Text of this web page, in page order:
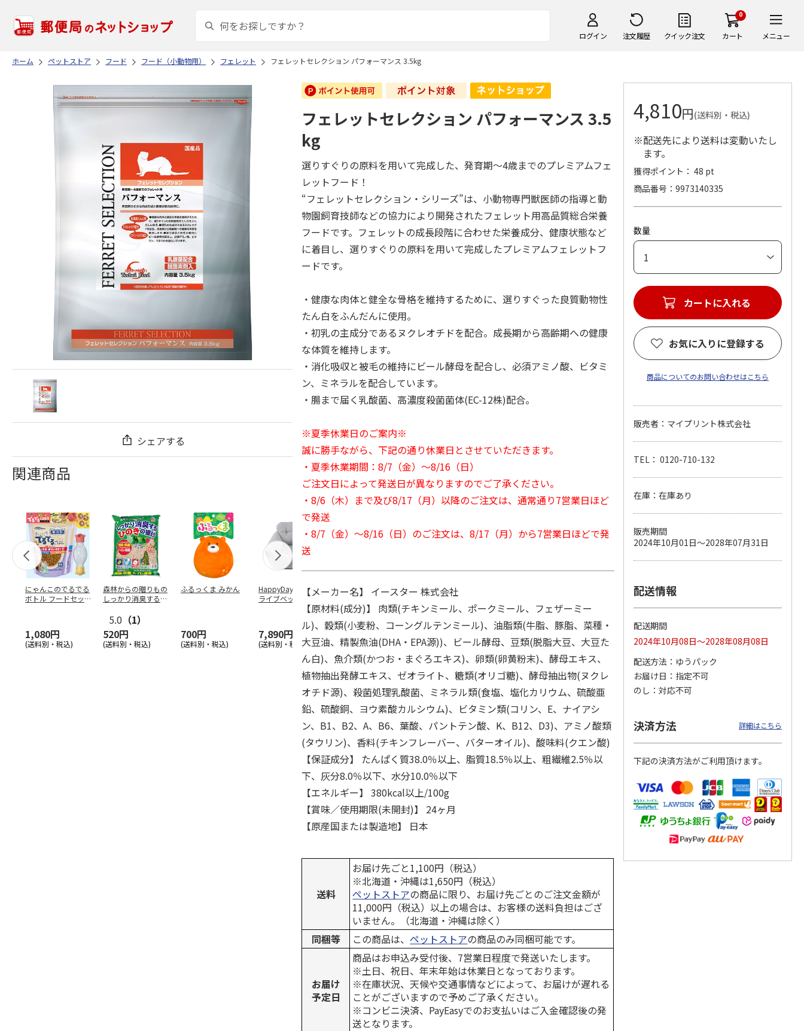
ログイン 注文履歴 クイック注文
0
カート メニュー
ホーム ペットストア フード フード（小動物用） フェレット フェレットセレクション パフォーマンス 3.5kg
シェアする
関連商品
にゃんこのでるでる
ボトル フードセッ
1,080円
(送料別・税込)
森林からの贈りもの
しっかり消臭するひ
5.0 （1）
520円
(送料別・税込)
ふるっくま みかん
700円
(送料別・税込)
HappyDays 2wayド
ライブベッド グレ
7,890円
(送料別・税込)
獣医師開発 ニオイ
をとる砂専用 猫ト
イレ ナチュラルグ
レー
1,550円
(送料別・税込)
デオトイレ 飛び散
らない消臭・抗菌サ
ンド 4L
1,320円
(送料別・税込)
ぐるぐるボーン型 S
470円
(送料別・税込)
こ用 まぐろ・かつ
120円
(送料別・税込)
ペット線香 虹のか
なた フルーティフ
ローラルの香り
590円
(送料別・税込)
えBOX とりささ…
380円
(送料別・税込)
フェレットセレクション パフォーマンス 3.5
kg
選りすぐりの原料を用いて完成した、発育期～4歳までのプレミアムフェ
レットフード！
“フェレットセレクション・シリーズ”は、小動物専門獣医師の指導と動
物園飼育技師などの協力により開発されたフェレット用高品質総合栄養
フードです。フェレットの成長段階に合わせた栄養成分、健康状態など
に着目し、選りすぐりの原料を用いて完成したプレミアムフェレットフ
ードです。
・健康な肉体と健全な骨格を維持するために、選りすぐった良質動物性
たん白をふんだんに使用。
・初乳の主成分であるヌクレオチドを配合。成長期から高齢期への健康
な体質を維持します。
・消化吸収と被毛の維持にビール酵母を配合し、必須アミノ酸、ビタミ
ン、ミネラルを配合しています。
・腸まで届く乳酸菌、高濃度殺菌菌体(EC-12株)配合。
※夏季休業日のご案内※
誠に勝手ながら、下記の通り休業日とさせていただきます。
・夏季休業期間：8/7（金）～8/16（日）
ご注文日によって発送日が異なりますのでご了承ください。
・8/6（木）まで及び8/17（月）以降のご注文は、通常通り7営業日ほど
で発送
・8/7（金）～8/16（日）のご注文は、8/17（月）から7営業日ほどで発
送
【メーカー名】 イースター 株式会社
【原材料(成分)】 肉類(チキンミール、ポークミール、フェザーミー
ル)、穀類(小麦粉、コーングルテンミール)、油脂類(牛脂、豚脂、菜種・
大豆油、精製魚油(DHA・EPA源))、ビール酵母、豆類(脱脂大豆、大豆た
ん白)、魚介類(かつお・まぐろエキス)、卵類(卵黄粉末)、酵母エキス、
植物抽出発酵エキス、ゼオライト、糖類(オリゴ糖)、酵母抽出物(ヌクレ
オチド源)、殺菌処理乳酸菌、ミネラル類(食塩、塩化カリウム、硫酸亜
鉛、硫酸銅、ヨウ素酸カルシウム)、ビタミン類(コリン、E、ナイアシ
ン、B1、B2、A、B6、葉酸、パントテン酸、K、B12、D3)、アミノ酸類
(タウリン)、香料(チキンフレーバー、バターオイル)、酸味料(クエン酸)
【保証成分】 たんぱく質38.0％以上、脂質18.5％以上、粗繊維2.5％以
下、灰分8.0％以下、水分10.0％以下
【エネルギー】 380kcal以上/100g
【賞味／使用期限(未開封)】 24ヶ月
【原産国または製造地】 日本
送料
お届け先ごと1,100円（税込）
※北海道・沖縄は1,650円（税込）
ペットストアの商品に限り、お届け先ごとのご注文金額が
11,000円（税込）以上の場合は、お客様の送料負担はござ
いません。（北海道・沖縄は除く）
同梱等
この商品は、ペットストアの商品のみ同梱可能です。
お届け
予定日
商品はお申込み受付後、7営業日程度で発送いたします。
※土日、祝日、年末年始は休業日となっております。
※在庫状況、天候や交通事情などによって、お届けが遅れる
ことがございますので予めご了承ください。
※コンビニ決済、PayEasyでのお支払いはご入金確認後の発
送となります。
4,810円(送料別・税込)
※配送先により送料は変動いたし
ます。
獲得ポイント： 48 pt
商品番号
9973140335
数量
カートに入れる
お気に入りに登録する
商品についてのお問い合わせはこちら
販売者：マイプリント株式会社
TEL： 0120-710-132
在庫：在庫あり
販売期間
2024年10月01日～2028年07月31日
配送情報
配送期間
2024年10月08日～2028年08月08日
配送方法
ゆうパック
お届け日
指定不可
のし
対応不可
決済方法 詳細はこちら
下記の決済方法がご利用頂けます。